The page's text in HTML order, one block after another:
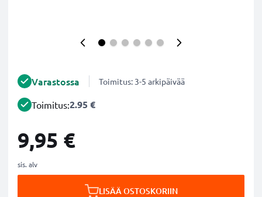
Varastossa Toimitus: 3-5 arkipäivää
Toimitus:2.95 €
9,95 €
sis. alv
LISÄÄ OSTOSKORIIN